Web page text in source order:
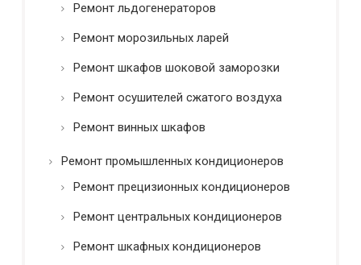
Ремонт льдогенераторов
Ремонт морозильных ларей
Ремонт шкафов шоковой заморозки
Ремонт осушителей сжатого воздуха
Ремонт винных шкафов
Ремонт промышленных кондиционеров
Ремонт прецизионных кондиционеров
Ремонт центральных кондиционеров
Ремонт шкафных кондиционеров